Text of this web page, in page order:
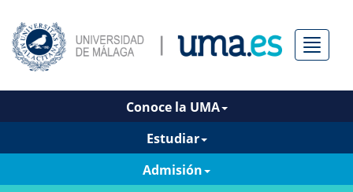
Menú
Conoce la UMA
Estudiar
Admisión